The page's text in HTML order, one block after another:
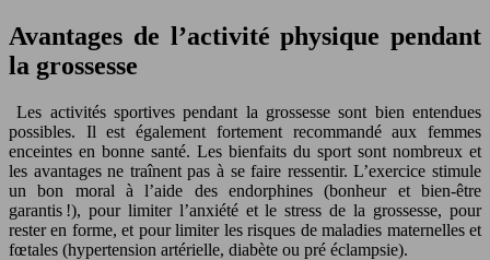
Avantages de l’activité physique pendant
la grossesse
Les activités sportives pendant la grossesse sont bien entendues
possibles. Il est également fortement recommandé aux femmes
enceintes en bonne santé. Les bienfaits du sport sont nombreux et
les avantages ne traînent pas à se faire ressentir. L’exercice stimule
un bon moral à l’aide des endorphines (bonheur et bien-être
garantis !), pour limiter l’anxiété et le stress de la grossesse, pour
rester en forme, et pour limiter les risques de maladies maternelles et
fœtales (hypertension artérielle, diabète ou pré éclampsie).